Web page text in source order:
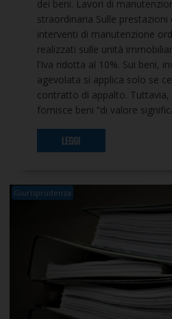
dei beni. Lavori di
straordinaria Sulle prestazioni
interventi di manutenzione
realizzati sulle unità
l’Iva ridotta al 10%. Sui beni,
agevolata si applica solo se
contratto di appalto. Tuttavia,
fornisce beni “di valore
LEGGI
Giurisprudenza